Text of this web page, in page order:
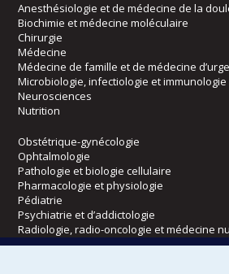
Anesthésiologie et de médecine de la
Biochimie et médecine moléculaire
Chirurgie
Médecine
Médecine de famille et de médecine
Microbiologie, infectiologie et immunologie
Neurosciences
Nutrition
Obstétrique-gynécologie
Ophtalmologie
Pathologie et biologie cellulaire
Pharmacologie et physiologie
Pédiatrie
Psychiatrie et d’addictologie
Radiologie, radio-oncologie et médecine